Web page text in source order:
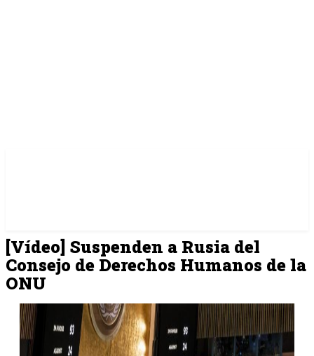
[Vídeo] Suspenden a Rusia del
Consejo de Derechos Humanos de la
ONU